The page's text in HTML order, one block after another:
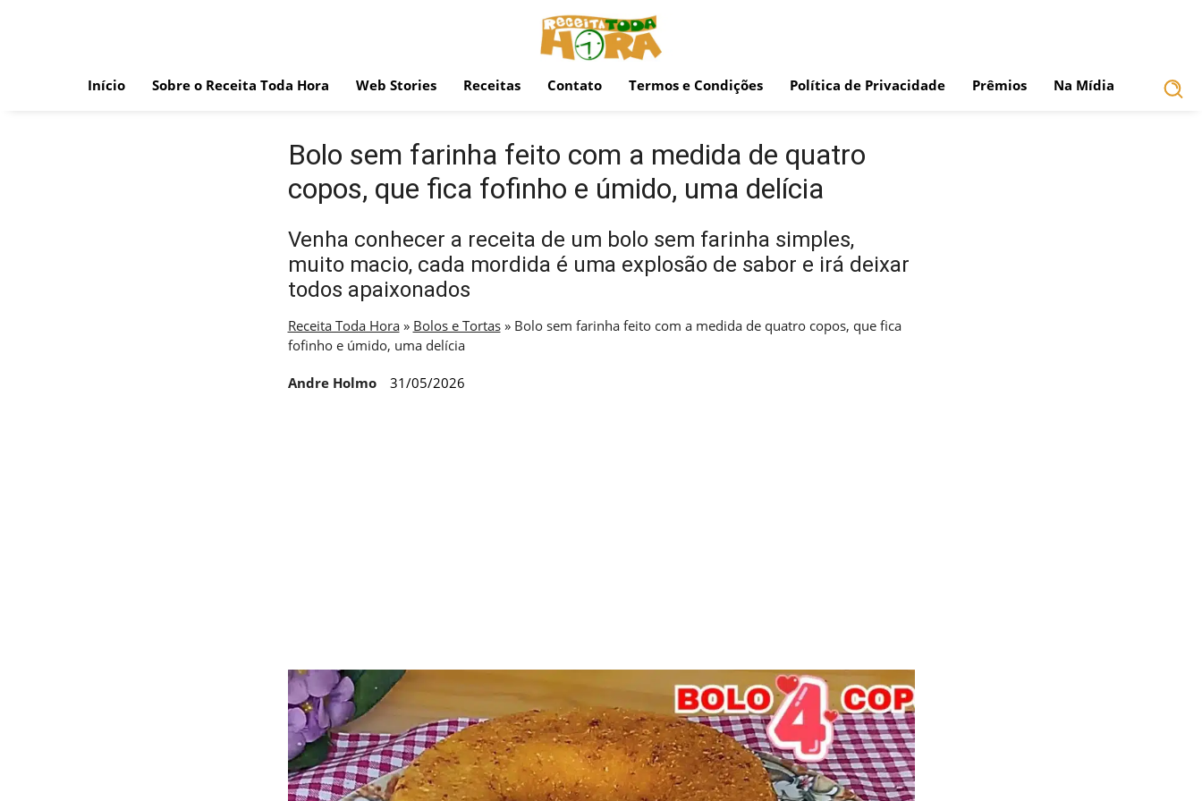
Início Sobre o Receita Toda Hora Web Stories Receitas Contato Termos e Condições Política de Privacidade Prêmios Na Mídia
Bolo sem farinha feito com a medida de quatro
copos, que fica fofinho e úmido, uma delícia
Venha conhecer a receita de um bolo sem farinha simples,
muito macio, cada mordida é uma explosão de sabor e irá deixar
todos apaixonados
Receita Toda Hora» Bolos e Tortas» Bolo sem farinha feito com a medida de quatro copos, que fica
fofinho e úmido, uma delícia
Andre Holmo 31/05/2026